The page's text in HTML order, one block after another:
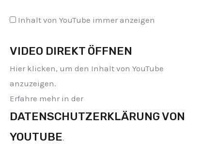
Inhalt von YouTube immer anzeigen
VIDEO DIREKT ÖFFNEN
Hier klicken, um den Inhalt von YouTube
anzuzeigen.
Erfahre mehr in der
DATENSCHUTZERKLÄRUNG VON
YOUTUBE.